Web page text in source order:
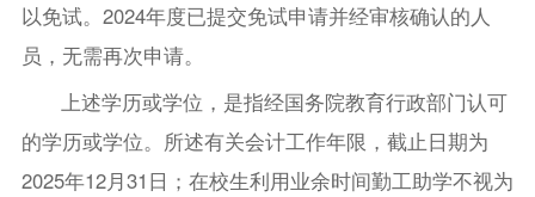
以免试。2024年度已提交免试申请并经审核确认的人
员，无需再次申请。
上述学历或学位，是指经国务院教育行政部门认可
的学历或学位。所述有关会计工作年限，截止日期为
2025年12月31日；在校生利用业余时间勤工助学不视为